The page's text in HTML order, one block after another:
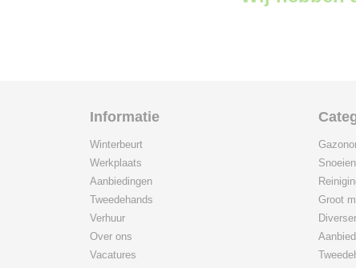
Informatie
Winterbeurt
Werkplaats
Aanbiedingen
Tweedehands
Verhuur
Over ons
Vacatures
Groot